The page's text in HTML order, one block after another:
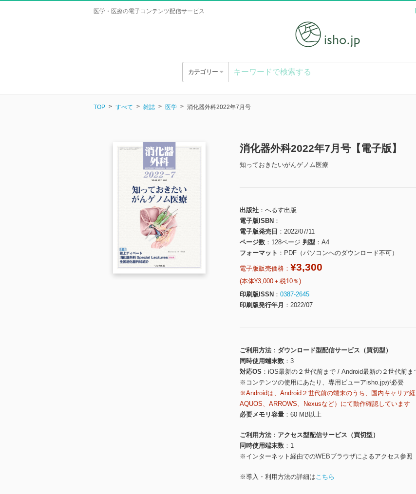
医学・医療の電子コンテンツ配信サービス
カテゴリー
TOP すべて 雑誌 医学 消化器外科2022年7月号
消化器外科2022年7月号【電子版】
知っておきたいがんゲノム医療
出版社
へるす出版
電子版ISBN
電子版発売日
2022/07/11
ページ数
128ページ 判型
A4
フォーマット
PDF（パソコンへのダウンロード不可）
電子版販売価格： ¥3,300
(本体¥3,000＋税10％)
印刷版ISSN
0387-2645
印刷版発行年月
2022/07
ご利用方法
ダウンロード型配信サービス（買切型）
同時使用端末数
3
対応OS
iOS最新の２世代前まで / Android最新の２世代前ま
※コンテンツの使用にあたり、専用ビューアisho.jpが必要
※Androidは、Android２世代前の端末のうち、国内キャリア
AQUOS、ARROWS、Nexusなど）にて動作確認しています
必要メモリ容量
60 MB以上
ご利用方法
アクセス型配信サービス（買切型）
同時使用端末数
1
※インターネット経由でのWEBブラウザによるアクセス参照
※導入・利用方法の詳細はこちら